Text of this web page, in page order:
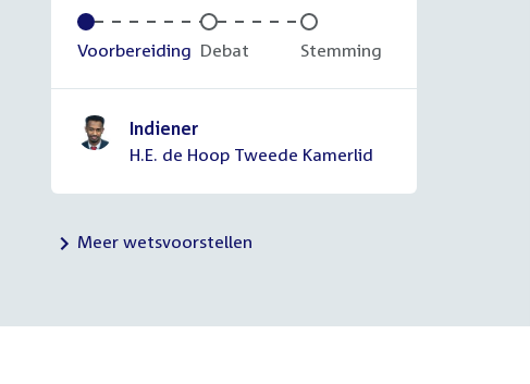
Voltooid:
Voorbereiding Onvoltooid:
Debat Onvoltooid:
Stemming
Indiener
H.E. de Hoop Tweede Kamerlid
Meer wetsvoorstellen